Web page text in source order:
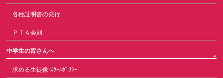
各種証明書の発行
ＰＴＡ会則
中学生の皆さんへ
求める生徒像-ｽｸｰﾙﾎﾟﾘｼｰ